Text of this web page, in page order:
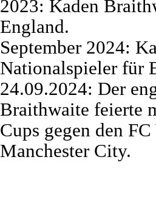
2023: Kaden
England.
September 2024:
Nationalspieler für
24.09.2024: Der
Braithwaite feierte
Cups gegen den
Manchester City.